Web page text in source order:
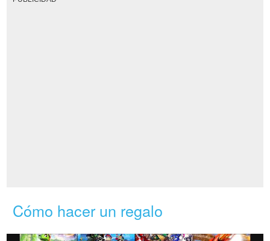
Cómo hacer un regalo